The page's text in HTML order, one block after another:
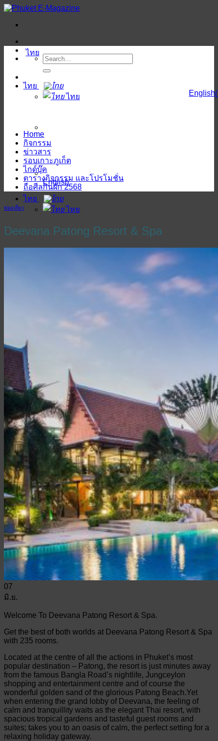
ข้าม
เนื้อหา
ไทย
ไทย
English
ไทย
ไทย
ไทย
English(
Home
กิจกรรม
ข่าวสาร
รอบเกาะภูเก็ต
ไกด์บุ๊ค
ตารางกิจกรรม และโปรโมชั่น
ถือศีลกินผัก 2568
ท่องเที่ยว
Deevana Patong Resort & Spa
07
มิ.ย.
Welcome To Deevana Patong Resort & Spa.
Get the best of both worlds at Deevana Patong Resort & Spa
with 235 rooms.
Located at the centre of all the actions in Phuket’s most
popular destination – Patong, the resort is just minutes away
from the famous Bangla Road’s nightlife, Jungceylon
shopping and entertainment centre and of course the
wonderful golden sand of the glorious Patong Beach.Yet
when entering the grand lobby of Deevana, the feeling of
calm and tranquillity waits as the elegant Thai resort, with
spacious tropical gardens and tasteful guest rooms and
suites; takes you to an oasis of calm, the perfect setting for a
relaxing holiday gateway.